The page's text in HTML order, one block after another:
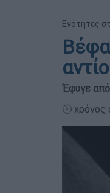
Ενότητες
Έφυγε
🕛